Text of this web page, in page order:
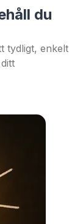
du
tydligt, enkelt